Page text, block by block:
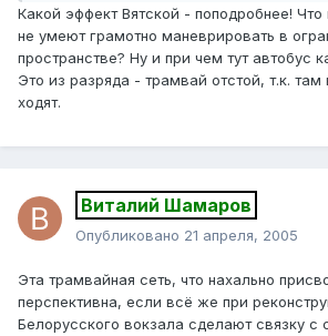
Какой эффект Вятской - поподробнее!
не умеют грамотно маневрировать в
пространстве? Ну и при чем тут автобус
Это из разряда - трамвай отстой, т.к. там
ходят.
Виталий Шамаров
Опубликовано 21 апреля, 2005
Эта трамвайная сеть, что нахально
перспективна, если всё же при
Белорусского вокзала сделают связку с